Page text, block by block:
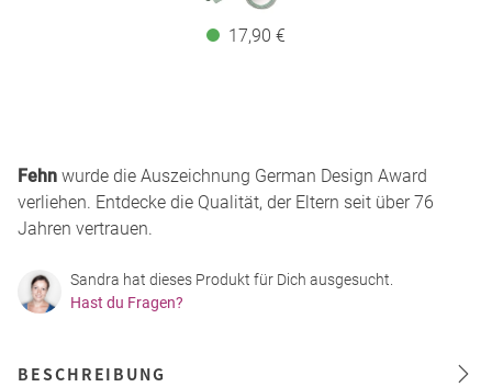
17,90 €
Fehn wurde die Auszeichnung German Design Award
verliehen. Entdecke die Qualität, der Eltern seit über 76
Jahren vertrauen.
Sandra hat dieses Produkt für Dich ausgesucht.
Hast du Fragen?
BESCHREIBUNG